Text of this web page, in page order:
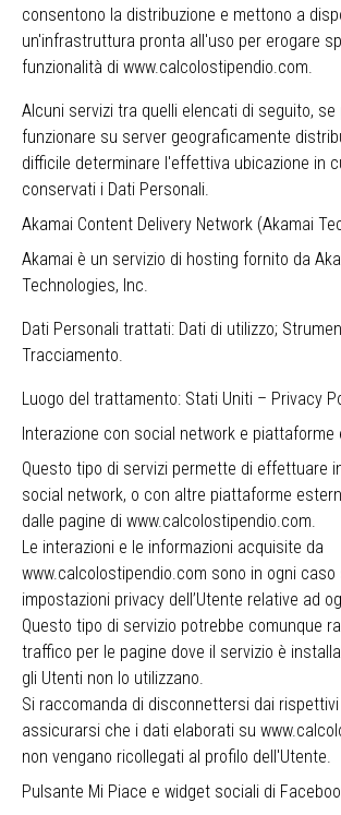
consentono la distribuzione e mettono a
un'infrastruttura pronta all'uso per erogare
funzionalità di www.calcolostipendio.com.
Alcuni servizi tra quelli elencati di seguito,
funzionare su server geograficamente
difficile determinare l'effettiva ubicazione in
conservati i Dati Personali.
Akamai Content Delivery Network (Akamai
Akamai è un servizio di hosting fornito da
Technologies, Inc.
Dati Personali trattati: Dati di utilizzo;
Tracciamento.
Luogo del trattamento: Stati Uniti – Privacy
Interazione con social network e piattaforme
Questo tipo di servizi permette di effettuare
social network, o con altre piattaforme
dalle pagine di www.calcolostipendio.com.
Le interazioni e le informazioni acquisite da
www.calcolostipendio.com sono in ogni
impostazioni privacy dell’Utente relative ad
Questo tipo di servizio potrebbe comunque
traffico per le pagine dove il servizio è
gli Utenti non lo utilizzano.
Si raccomanda di disconnettersi dai
assicurarsi che i dati elaborati su
non vengano ricollegati al profilo dell'Utente.
Pulsante Mi Piace e widget sociali di